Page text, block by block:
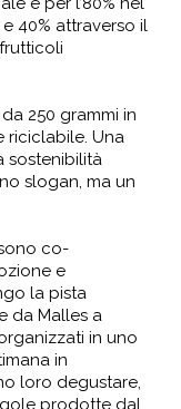
40% attraverso il
250 grammi in
riciclabile. Una
sostenibilità
slogan, ma un
co-
e
la pista
da Malles a
in uno
in
loro degustare,
prodotte dal